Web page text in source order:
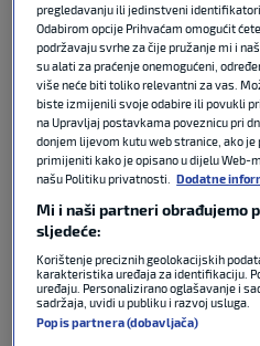
Barcelona je po 29. put
Clásicu igranom na Camp
momčad svladala je Real
pobjedom protiv
osigurala naslov prvaka.
sučevog zvižduka počelo
navijača Barcelone zbog
možete pogledati u videu.
pregledavanju ili jedinstveni
Odabirom opcije Prihvaćam omogućit
podržavaju svrhe za čije pružanje mi i
su alati za praćenje onemogućeni,
više neće biti toliko relevantni za vas.
biste izmijenili svoje odabire ili povukli
na Upravljaj postavkama poveznicu pri
donjem lijevom kutu web stranice, ako
primijeniti kako je opisano u dijelu Web-
našu Politiku privatnosti.
Dodatne
Mi i naši partneri obrađujemo
sljedeće:
Korištenje preciznih geolokacijskih
karakteristika uređaja za identifikaciju.
uređaju. Personalizirano oglašavanje i
sadržaja, uvidi u publiku i razvoj usluga.
Popis partnera (dobavljača)